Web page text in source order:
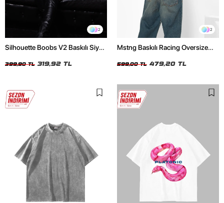
2
Silhouette Boobs V2 Baskılı Siyah
399,90 TL 319,92 TL
2
Mstng Baskılı Racing Oversize
599,00 TL 479,20 TL